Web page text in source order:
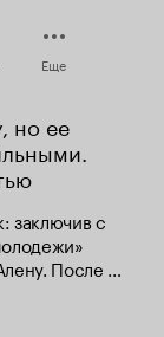
Еще
но ее
заключив с
После
девушки,
же время в